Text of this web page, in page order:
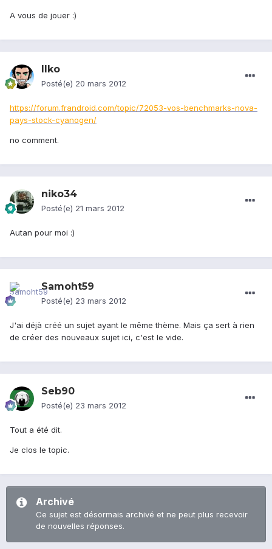
A vous de jouer :)
Ilko
Posté(e) 20 mars 2012
https://forum.frandroid.com/topic/72053-vos-benchmarks-nova-
pays-stock-cyanogen/
no comment.
niko34
Posté(e) 21 mars 2012
Autan pour moi :)
Samoht59
Posté(e) 23 mars 2012
J'ai déjà créé un sujet ayant le même thème. Mais ça sert à rien
de créer des nouveaux sujet ici, c'est le vide.
Seb90
Posté(e) 23 mars 2012
Tout a été dit.
Je clos le topic.
Archivé
Ce sujet est désormais archivé et ne peut plus recevoir
de nouvelles réponses.